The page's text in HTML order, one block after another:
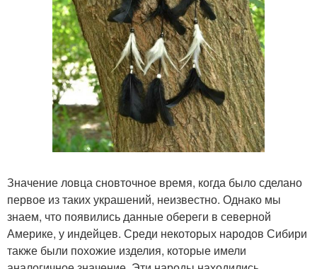
Значение ловца сновточное время, когда было сделано
первое из таких украшений, неизвестно. Однако мы
знаем, что появились данные обереги в северной
Америке, у индейцев. Среди некоторых народов Сибири
также были похожие изделия, которые имели